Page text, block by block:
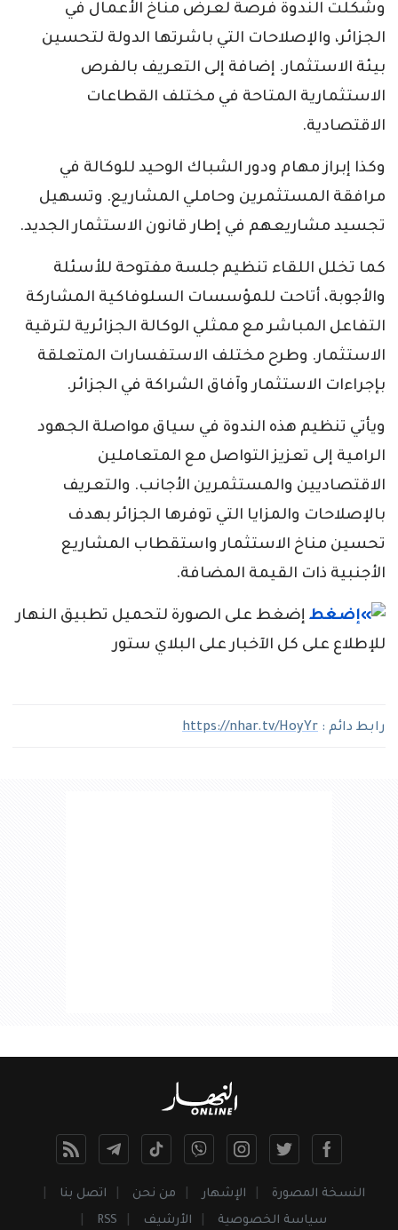
وشكلت الندوة فرصة لعرض مناخ الأعمال في
الجزائر، والإصلاحات التي باشرتها الدولة لتحسين
بيئة الاستثمار. إضافة إلى التعريف بالفرص
الاستثمارية المتاحة في مختلف القطاعات
الاقتصادية.
وكذا إبراز مهام ودور الشباك الوحيد للوكالة في
مرافقة المستثمرين وحاملي المشاريع. وتسهيل
تجسيد مشاريعهم في إطار قانون الاستثمار الجديد.
كما تخلل اللقاء تنظيم جلسة مفتوحة للأسئلة
والأجوبة، أتاحت للمؤسسات السلوفاكية المشاركة
التفاعل المباشر مع ممثلي الوكالة الجزائرية لترقية
الاستثمار. وطرح مختلف الاستفسارات المتعلقة
بإجراءات الاستثمار وآفاق الشراكة في الجزائر.
ويأتي تنظيم هذه الندوة في سياق مواصلة الجهود
الرامية إلى تعزيز التواصل مع المتعاملين
الاقتصاديين والمستثمرين الأجانب. والتعريف
بالإصلاحات والمزايا التي توفرها الجزائر بهدف
تحسين مناخ الاستثمار واستقطاب المشاريع
الأجنبية ذات القيمة المضافة.
إضغط على الصورة لتحميل تطبيق النهار
للإطلاع على كل الآخبار على البلاي ستور
رابط دائم : https://nhar.tv/HoyYr
النسخة المصورة الإشهار من نحن
اتصل بنا
سياسة الخصوصية
الأرشيف RSS